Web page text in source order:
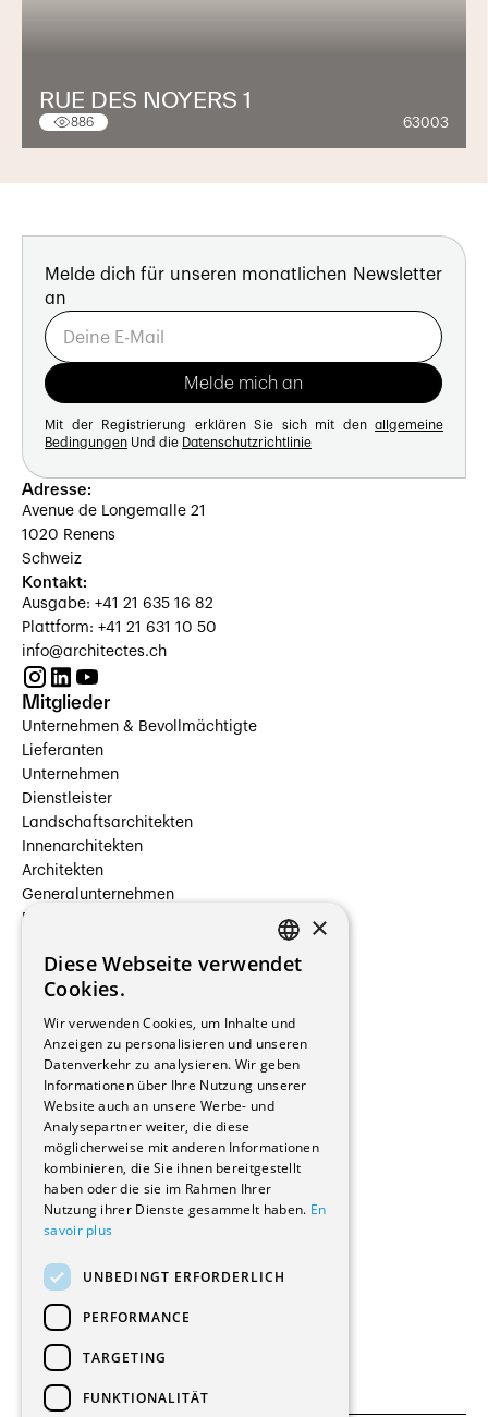
RUE DES NOYERS 1
886 63003
Melde dich für unseren monatlichen Newsletter
an
Mit der Registrierung erklären Sie sich mit den allgemeine
Bedingungen Und die Datenschutzrichtlinie
Adresse:
Avenue de Longemalle 21
1020 Renens
Schweiz
Kontakt:
Ausgabe: +41 21 635 16 82
Plattform: +41 21 631 10 50
info@architectes.ch
Mitglieder
Unternehmen & Bevollmächtigte
Lieferanten
Unternehmen
Dienstleister
Landschaftsarchitekten
Innenarchitekten
Architekten
Generalunternehmen
Beauftragte Unternehmen
Hersteller/Lieferanten
Bauherrschaften
Immobilienverwaltungsgesellschaften
Stockwerkeigentum
Reportagen
Wohnungen
Renovierungen
Innere Umbauten
Gastgewerbe und Tourismus
Verwaltungsgebäude und Geschäfte
Schuleinrichtungen
Medizinische Einrichtungen
Kultur - Sport - Freizeit
Industrie - Handwerk
Transport und Parkplätze
Diverse Bauten
FRENCH
×
Diese Webseite verwendet
Cookies.
Wir verwenden Cookies, um Inhalte und
Anzeigen zu personalisieren und unseren
Datenverkehr zu analysieren. Wir geben
Informationen über Ihre Nutzung unserer
Website auch an unsere Werbe- und
Analysepartner weiter, die diese
möglicherweise mit anderen Informationen
kombinieren, die Sie ihnen bereitgestellt
haben oder die sie im Rahmen Ihrer
Nutzung ihrer Dienste gesammelt haben. En
savoir plus
UNBEDINGT ERFORDERLICH
PERFORMANCE
TARGETING
FUNKTIONALITÄT